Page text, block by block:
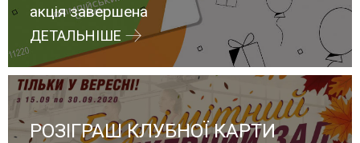
акція завершена
ДЕТАЛЬНІШЕ
РОЗІГРАШ КЛУБНОЇ КАРТИ